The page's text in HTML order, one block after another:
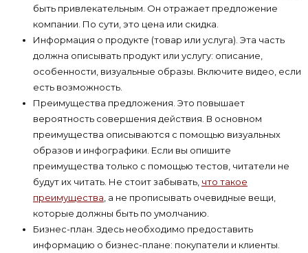
быть привлекательным. Он отражает предложение
компании. По сути, это цена или скидка.
Информация о продукте (товар или услуга). Эта часть
должна описывать продукт или услугу: описание,
особенности, визуальные образы. Включите видео, если
есть возможность.
Преимущества предложения. Это повышает
вероятность совершения действия. В основном
преимущества описываются с помощью визуальных
образов и инфографики. Если вы опишите
преимущества только с помощью тестов, читатели не
будут их читать. Не стоит забывать, что такое
преимущества , а не прописывать очевидные вещи,
которые должны быть по умолчанию.
Бизнес-план. Здесь необходимо предоставить
информацию о бизнес-плане: покупатели и клиенты.